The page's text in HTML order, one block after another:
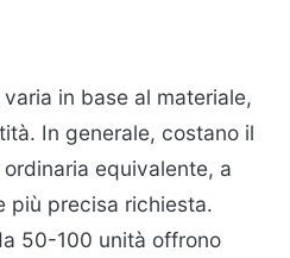
in base al materiale,
In generale, costano il
equivalente, a
più precisa richiesta.
50-100 unità offrono